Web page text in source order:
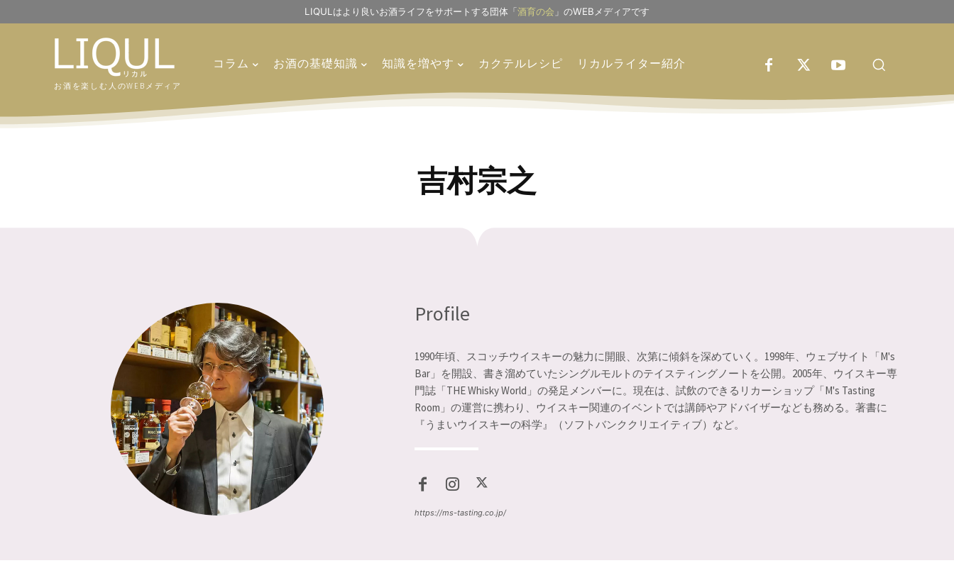
LIQULはより良いお酒ライフをサポートする団体「酒育の会 」のWEBメディアです
お酒を楽しむ人のWEBメディア
コラム お酒の基礎知識 知識を増やす カクテルレシピ リカルライター紹介
吉村宗之
Profile
1990年頃、スコッチウイスキーの魅力に開眼、次第に傾斜を深めていく。1998年、ウェブサイト「M's
Bar」を開設、書き溜めていたシングルモルトのテイスティングノートを公開。2005年、ウイスキー専
門誌「THE Whisky World」の発足メンバーに。現在は、試飲のできるリカーショップ「M's Tasting
Room」の運営に携わり、ウイスキー関連のイベントでは講師やアドバイザーなども務める。著書に
『うまいウイスキーの科学』（ソフトバンククリエイティブ）など。
https://ms-tasting.co.jp/